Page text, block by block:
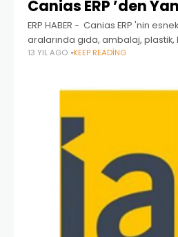
Canias ERP ’den
ERP HABER - Canias ERP 'nin
aralarında gıda, ambalaj,
hizmet sektörlerinden birçok
13 YIL AGO KEEP READING